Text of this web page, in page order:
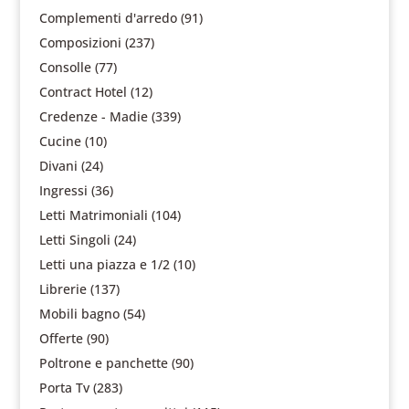
Complementi d'arredo (91)
Composizioni (237)
Consolle (77)
Contract Hotel (12)
Credenze - Madie (339)
Cucine (10)
Divani (24)
Ingressi (36)
Letti Matrimoniali (104)
Letti Singoli (24)
Letti una piazza e 1/2 (10)
Librerie (137)
Mobili bagno (54)
Offerte (90)
Poltrone e panchette (90)
Porta Tv (283)